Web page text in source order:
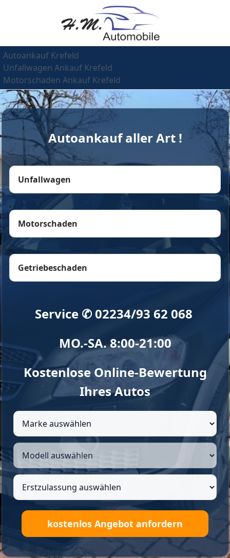
Autoankauf Krefeld
Unfallwagen Ankauf Krefeld
Motorschaden Ankauf Krefeld
Autoankauf aller Art !
Unfallwagen
,
Motorschaden
,
Getriebeschaden
Service ✆ 02234/93 62 068
MO.-SA. 8:00-21:00
Kostenlose Online-Bewertung
Ihres Autos